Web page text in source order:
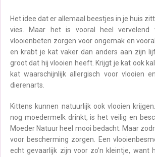
Het idee dat er allemaal beestjes in je huis
vies. Maar het is vooral heel
vlooienbeten zorgen voor ongemak en
en krabt je kat vaker dan anders aan zijn
groot dat hij vlooien heeft. Krijgt je kat ook
kat waarschijnlijk allergisch voor vlooien
dierenarts.
Kittens kunnen natuurlijk ook vlooien
nog moedermelk drinkt, is het veilig en
Moeder Natuur heel mooi bedacht. Maar
voor bescherming zorgen. Een
echt gevaarlijk zijn voor zo’n kleintje, want